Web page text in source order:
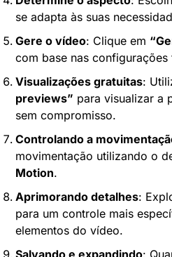
se adapta às suas
Gere o vídeo: Clique em
com base nas configurações
Visualizações gratuitas:
previews” para visualizar a
sem compromisso.
Controlando a
movimentação utilizando o
Motion.
Aprimorando detalhes:
para um controle mais
elementos do vídeo.